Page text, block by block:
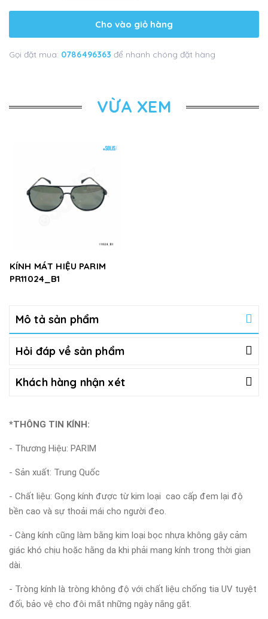
Cho vào giỏ hàng
Gọi đặt mua: 0786496363 để nhanh chóng đặt hàng
VỪA XEM
KÍNH MÁT HIỆU PARIM
PR11024_B1
Mô tả sản phẩm
Hỏi đáp về sản phẩm
Khách hàng nhận xét
*THÔNG TIN KÍNH:
- Thương Hiệu: PARIM
- Sản xuất: Trung Quốc
- Chất liệu: Gọng kính được từ kim loại cao cấp đem lại độ
bền cao và sự thoải mái cho người đeo.
- Càng kính cũng làm bằng kim loại bọc nhựa không gây cảm
giác khó chịu hoặc hằng da khi phải mang kính trong thời gian
dài.
- Tròng kính là tròng không độ với chất liệu chống tia UV tuyệt
đối, bảo vệ cho đôi mắt những ngày nắng gắt.